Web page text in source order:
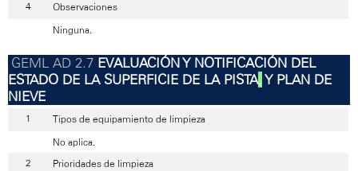
Observaciones
Ninguna.
EVALUACIÓN Y NOTIFICACIÓN DEL
ESTADO DE LA SUPERFICIE DE LA PISTA, Y PLAN DE
NIEVE
Tipos de equipamiento de limpieza
No aplica.
Prioridades de limpieza